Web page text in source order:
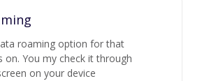
roaming option for that
on. You my check it through
on your device